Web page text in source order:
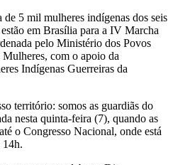
5 mil mulheres indígenas dos seis
em Brasília para a IV Marcha
pelo Ministério dos Povos
com o apoio da
Indígenas Guerreiras da
território: somos as guardiãs do
nesta quinta-feira (7), quando as
o Congresso Nacional, onde está
14h.